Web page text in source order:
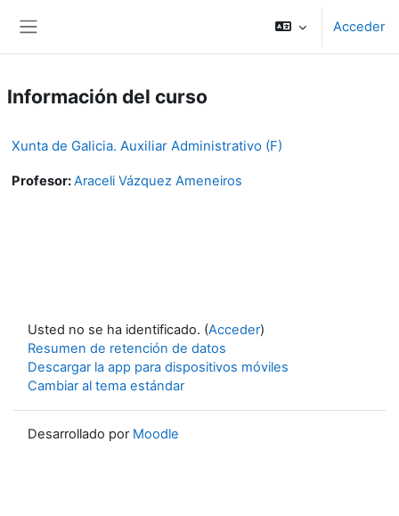
Acceder
Información del curso
Xunta de Galicia. Auxiliar Administrativo (F)
Profesor:Araceli Vázquez Ameneiros
Usted no se ha identificado. (Acceder)
Resumen de retención de datos
Descargar la app para dispositivos móviles
Cambiar al tema estándar
Desarrollado por Moodle